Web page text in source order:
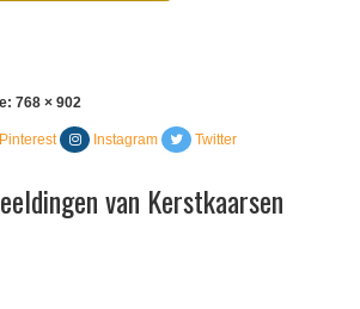
768 × 902
Pinterest Instagram Twitter
van Kerstkaarsen